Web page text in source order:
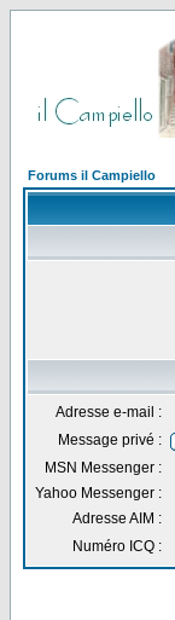
Forums il Campiello
Adresse e-mail :
Message privé :
MSN Messenger :
Yahoo Messenger :
Adresse AIM :
Numéro ICQ :